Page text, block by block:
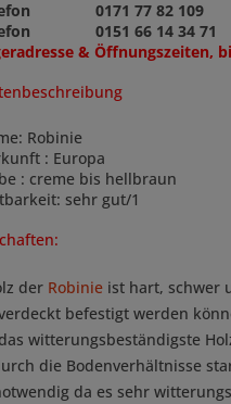
0171 77 82 109
0151 66 14 34 71
& Öffnungszeiten,
Robinie
: Europa
: creme bis hellbraun
sehr gut/1
der Robinie ist hart, schwer
befestigt werden
witterungsbeständigste
die Bodenverhältnisse
da es sehr